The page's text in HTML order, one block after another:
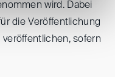
wird. Dabei
die Veröffentlichung
sofern